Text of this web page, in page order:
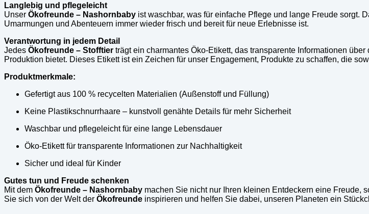
Langlebig und pflegeleicht
Unser Ökofreunde – Nashornbaby ist waschbar, was für einfache Pflege und lange Freude sorgt.
Umarmungen und Abenteuern immer wieder frisch und bereit für neue Erlebnisse ist.
Verantwortung in jedem Detail
Jedes Ökofreunde – Stofftier trägt ein charmantes Öko-Etikett, das transparente Informationen
Produktion bietet. Dieses Etikett ist ein Zeichen für unser Engagement, Produkte zu schaffen, die
Produktmerkmale:
Gefertigt aus 100 % recycelten Materialien (Außenstoff und Füllung)
Keine Plastikschnurrhaare – kunstvoll genähte Details für mehr Sicherheit
Waschbar und pflegeleicht für eine lange Lebensdauer
Öko-Etikett für transparente Informationen zur Nachhaltigkeit
Sicher und ideal für Kinder
Gutes tun und Freude schenken
Mit dem Ökofreunde – Nashornbaby machen Sie nicht nur Ihren kleinen Entdeckern eine Freude,
Sie sich von der Welt der Ökofreunde inspirieren und helfen Sie dabei, unseren Planeten ein